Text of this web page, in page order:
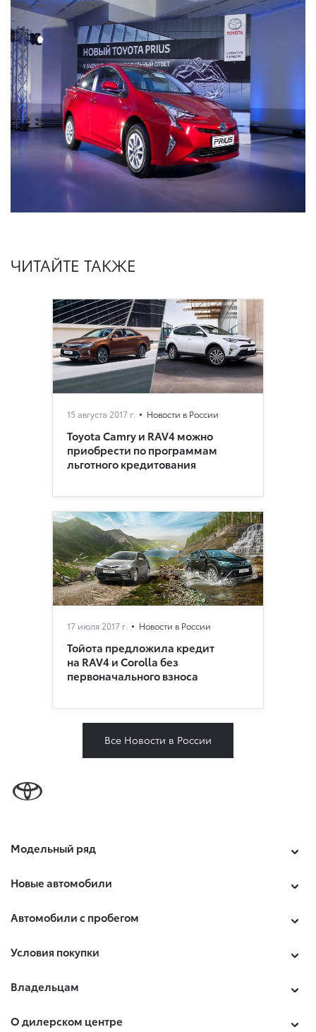
ЧИТАЙТЕ ТАКЖЕ
15 августа 2017 г. Новости в России
Toyota Camry и RAV4 можно
приобрести по программам
льготного кредитования
17 июля 2017 г. Новости в России
Тойота предложила кредит
на RAV4 и Corolla без
первоначального взноса
Все Новости в России
Модельный ряд
Новые автомобили
Автомобили с пробегом
Условия покупки
Владельцам
О дилерском центре